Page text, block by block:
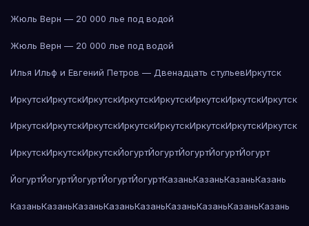
Жюль Верн — 20 000 лье под водой
Жюль Верн — 20 000 лье под водой
Илья Ильф и Евгений Петров — Двенадцать стульевИркутск
ИркутскИркутскИркутскИркутскИркутскИркутскИркутскИркутск
ИркутскИркутскИркутскИркутскИркутскИркутскИркутскИркутск
ИркутскИркутскИркутскЙогуртЙогуртЙогуртЙогуртЙогурт
ЙогуртЙогуртЙогуртЙогуртЙогуртКазаньКазаньКазаньКазань
КазаньКазаньКазаньКазаньКазаньКазаньКазаньКазаньКазань